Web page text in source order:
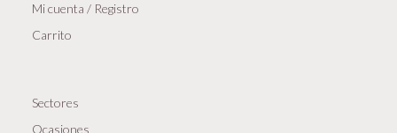
Mi cuenta / Registro
Carrito
Sectores
Ocasiones